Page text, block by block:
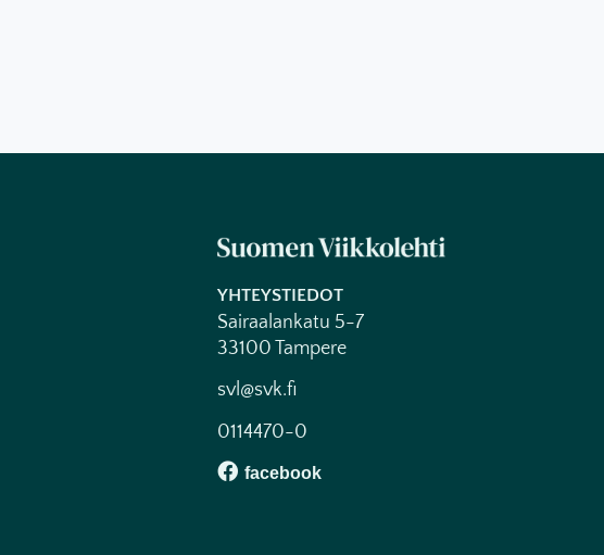
YHTEYSTIEDOT
Sairaalankatu 5-7
33100 Tampere
svl@svk.fi
0114470-0